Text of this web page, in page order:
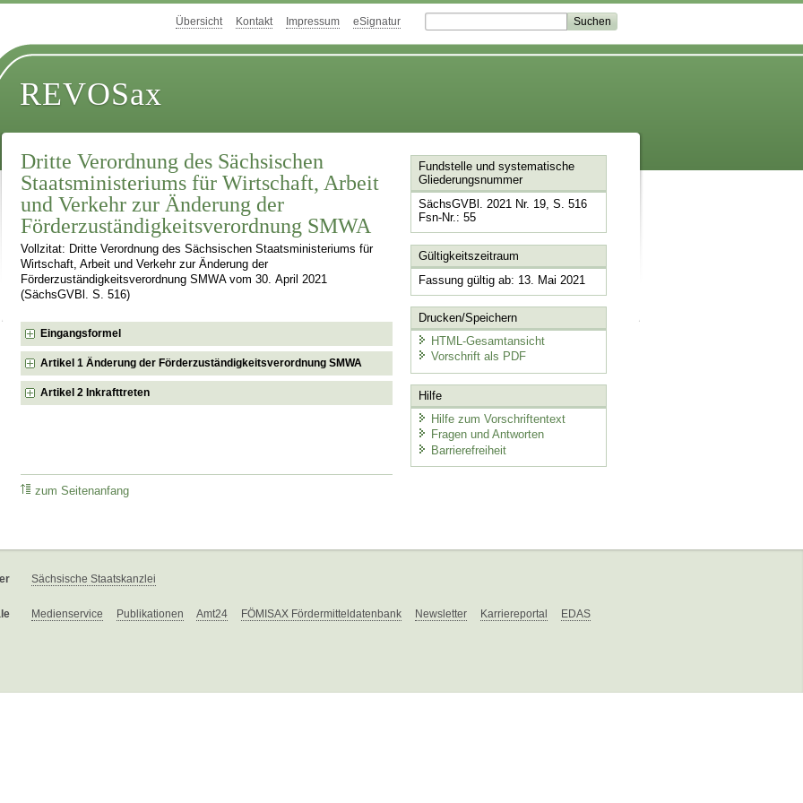
Übersicht Kontakt Impressum eSignatur
REVOSax
Dritte Verordnung des Sächsischen
Staatsministeriums für Wirtschaft, Arbeit
und Verkehr zur Änderung der
Förderzuständigkeitsverordnung SMWA
Vollzitat: Dritte Verordnung des Sächsischen Staatsministeriums für
Wirtschaft, Arbeit und Verkehr zur Änderung der
Förderzuständigkeitsverordnung SMWA vom 30. April 2021
(SächsGVBl. S. 516)
Eingangsformel
Artikel 1 Änderung der Förderzuständigkeitsverordnung SMWA
Artikel 2 Inkrafttreten
zum Seitenanfang
Fundstelle und systematische
Gliederungsnummer
SächsGVBl. 2021 Nr. 19, S. 516
Fsn-Nr.: 55
Gültigkeitszeitraum
Fassung gültig ab: 13. Mai 2021
Drucken/Speichern
HTML-Gesamtansicht
Vorschrift als PDF
Hilfe
Hilfe zum Vorschriftentext
Fragen und Antworten
Barrierefreiheit
Sächsische Staatskanzlei
Medienservice Publikationen Amt24 FÖMISAX Fördermitteldatenbank Newsletter Karriereportal EDAS